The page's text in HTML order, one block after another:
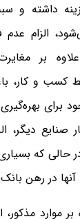
داشته و
بر
کسب و کار،
برای
دیگر،
حالی که
در رهن
موارد مذکور،